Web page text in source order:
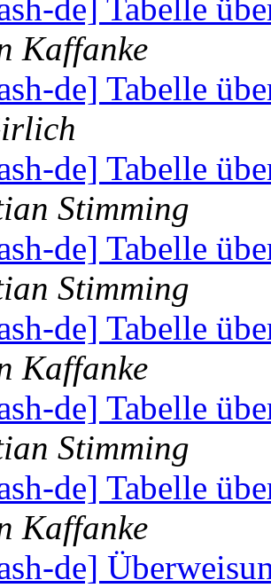
de] Tabelle
Kaffanke
de] Tabelle
de] Tabelle
Stimming
de] Tabelle
Stimming
de] Tabelle
Kaffanke
de] Tabelle
Stimming
de] Tabelle
Kaffanke
de]